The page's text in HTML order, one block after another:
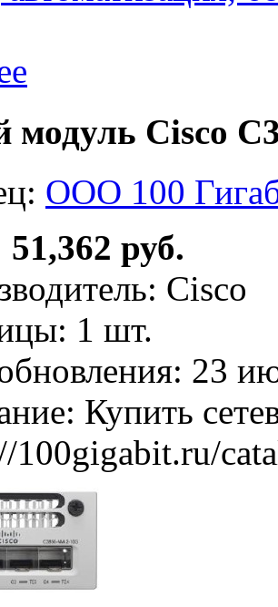
модуль Cisco
ООО 100
51,362 руб.
Cisco
1 шт.
23
Купить
100gigabit.ru/